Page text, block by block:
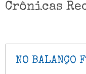
Crônicas
NO BALANÇO